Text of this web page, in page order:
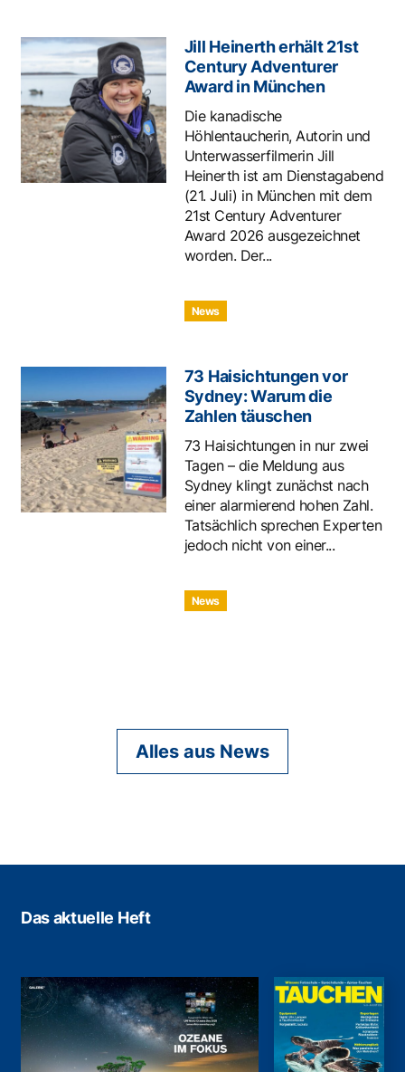
Jill Heinerth erhält 21st
Century Adventurer
Award in München
Die kanadische
Höhlentaucherin, Autorin und
Unterwasserfilmerin Jill
Heinerth ist am Dienstagabend
(21. Juli) in München mit dem
21st Century Adventurer
Award 2026 ausgezeichnet
worden. Der...
News
73 Haisichtungen vor
Sydney: Warum die
Zahlen täuschen
73 Haisichtungen in nur zwei
Tagen – die Meldung aus
Sydney klingt zunächst nach
einer alarmierend hohen Zahl.
Tatsächlich sprechen Experten
jedoch nicht von einer...
News
Alles aus News
Das aktuelle Heft